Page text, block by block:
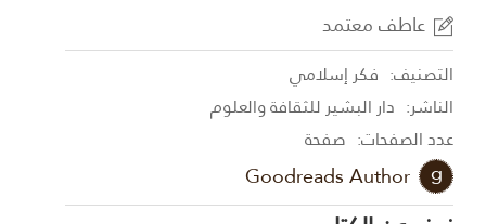
عاطف معتمد
التصنيف: فكر إسلامي
الناشر: دار البشير للثقافة والعلوم
عدد الصفحات: صفحة
Goodreads Author